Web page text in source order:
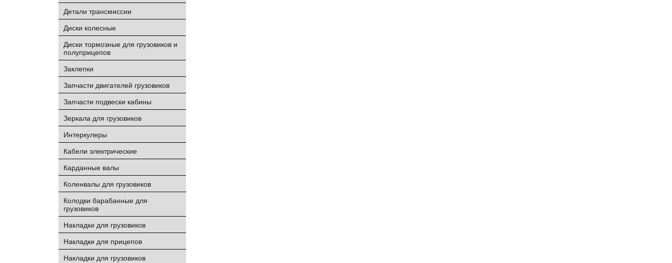
Детали трансмиссии
Диски колесные
Диски тормозные для грузовиков и
полуприцепов
Заклепки
Запчасти двигателей грузовиков
Запчасти подвески кабины
Зеркала для грузовиков
Интеркулеры
Кабели электрические
Карданные валы
Коленвалы для грузовиков
Колодки барабанные для
грузовиков
Накладки для грузовиков
Накладки для прицепов
Накладки для грузовиков